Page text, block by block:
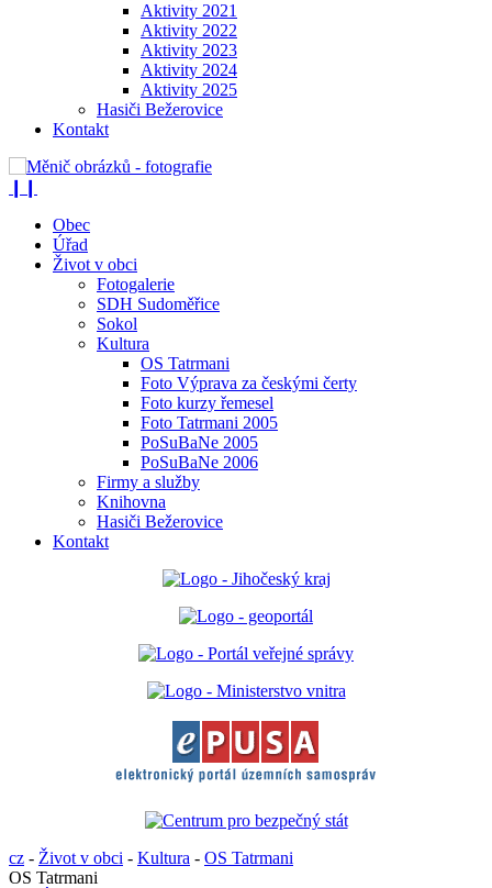
Aktivity 2021
Aktivity 2022
Aktivity 2023
Aktivity 2024
Aktivity 2025
Hasiči Bežerovice
Kontakt
Obec
Úřad
Život v obci
Fotogalerie
SDH Sudoměřice
Sokol
Kultura
OS Tatrmani
Foto Výprava za českými čerty
Foto kurzy řemesel
Foto Tatrmani 2005
PoSuBaNe 2005
PoSuBaNe 2006
Firmy a služby
Knihovna
Hasiči Bežerovice
Kontakt
cz - Život v obci - Kultura - OS Tatrmani
OS Tatrmani